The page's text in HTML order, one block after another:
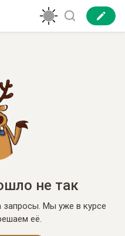
не так
запросы. Мы уже в курсе
её.